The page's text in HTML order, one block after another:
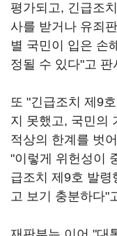
평가되고, 긴급조
사를 받거나 유죄
별 국민이 입은 손
정될 수 있다"고 판
또 "긴급조치 제9
지 못했고, 국민의
적상의 한계를 벗
"이렇게 위헌성이
급조치 제9호 발
고 보기 충분하다"